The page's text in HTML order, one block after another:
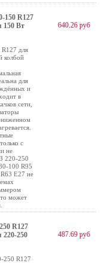
150 R127
150 Вт
для
колбой
для
и
в
сети,
с
не
220-250
100 R95
Е27 не
может
640.26 руб
R127
220-250
250 R127
487.69 руб